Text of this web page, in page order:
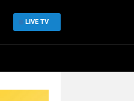
LIVE TV